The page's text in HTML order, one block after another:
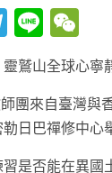
Telegram
Line
鷲山全球心寧
團來自臺灣與
日巴禪修中心
是否能在異